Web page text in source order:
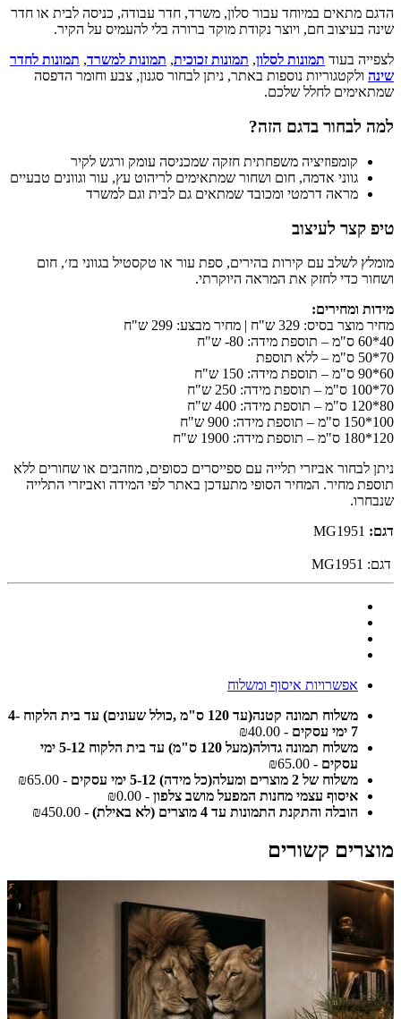
הדגם מתאים במיוחד עבור סלון, משרד, חדר עבודה, כניסה לבית או חדר
שינה בעיצוב חם, ויוצר נקודת מוקד ברורה בלי להעמיס על הקיר.
לצפייה בעוד תמונות לסלון, תמונות זכוכית, תמונות למשרד, תמונות לחדר
שינה ולקטגוריות נוספות באתר, ניתן לבחור סגנון, צבע וחומר הדפסה
שמתאימים לחלל שלכם.
למה לבחור בדגם הזה?
קומפוזיציה משפחתית חזקה שמכניסה עומק ורגש לקיר
גווני אדמה, חום ושחור שמתאימים לריהוט עץ, עור וגוונים טבעיים
מראה דרמטי ומכובד שמתאים גם לבית וגם למשרד
טיפ קצר לעיצוב
מומלץ לשלב עם קירות בהירים, ספת עור או טקסטיל בגווני בז׳, חום
ושחור כדי לחזק את המראה היוקרתי.
מידות ומחירים:
מחיר מוצר בסיס: 329 ש"ח | מחיר מבצע: 299 ש"ח
40*60 ס"מ – תוספת מידה: 80- ש"ח
70*50 ס"מ – ללא תוספת
60*90 ס"מ – תוספת מידה: 150 ש"ח
70*100 ס"מ – תוספת מידה: 250 ש"ח
80*120 ס"מ – תוספת מידה: 400 ש"ח
100*150 ס"מ – תוספת מידה: 900 ש"ח
120*180 ס"מ – תוספת מידה: 1900 ש"ח
ניתן לבחור אביזרי תלייה עם ספייסרים כסופים, מוזהבים או שחורים ללא
תוספת מחיר. המחיר הסופי מתעדכן באתר לפי המידה ואביזרי התלייה
שנבחרו.
דגם:
דגם: MG1951
אפשרויות איסוף ומשלוח
משלוח תמונה קטנה(עד 120 ס"מ ,כולל שעונים) עד בית הלקוח 4-
7 ימי עסקים
- ₪40.00
משלוח תמונה גדולה(מעל 120 ס"מ) עד בית הלקוח 5-12 ימי
עסקים - ₪65.00
משלוח של 2 מוצרים ומעלה(כל מידה) 5-12 ימי עסקים
- ₪65.00
איסוף עצמי מחנות המפעל מושב צלפון - ₪0.00
הובלה והתקנת התמונות עד 4 מוצרים (לא באילת)
- ₪450.00
מוצרים קשורים